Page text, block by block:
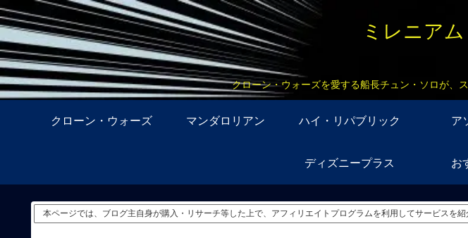
ミレニア
クローン・ウォーズを愛する船長チュン・ソロが、
クローン・ウォーズ マンダロリアン ハイ・リパブリック ア
ディズニープラス お
本ページでは、ブログ主自身が購入・リサーチ等した上で、アフィリエイトプログラムを利用してサービスを紹